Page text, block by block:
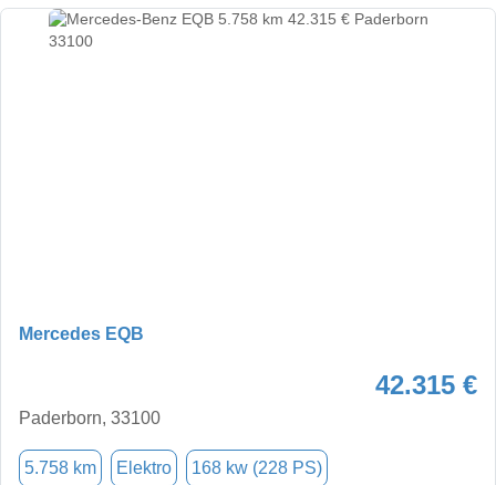
Mercedes EQB
42.315 €
Paderborn, 33100
5.758 km Elektro 168 kw (228 PS)